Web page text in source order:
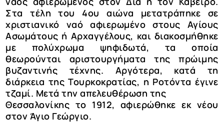
Στα τέλη του 4ου αιώνα μετατράπηκε σε
χριστιανικό ναό αφιερωμένο στους Αγίους
Ασωμάτους ή Αρχαγγέλους, και διακοσμήθηκε
με πολύχρωμα ψηφιδωτά, τα οποία
θεωρούνται αριστουργήματα της πρώιμης
βυζαντινής τέχνης. Αργότερα, κατά τη
διάρκεια της Τουρκοκρατίας, η Ροτόντα έγινε
τζαμί. Μετά την απελευθέρωση της
Θεσσαλονίκης το 1912, αφιερώθηκε εκ νέου
στον Άγιο Γεώργιο.